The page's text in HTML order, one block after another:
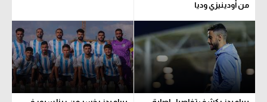
من أودينيزي وديا